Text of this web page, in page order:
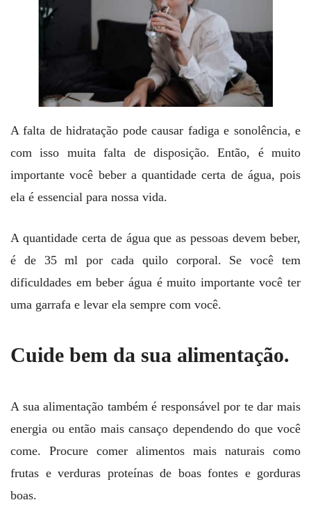
A falta de hidratação pode causar fadiga e sonolência, e
com isso muita falta de disposição. Então, é muito
importante você beber a quantidade certa de água, pois
ela é essencial para nossa vida.
A quantidade certa de água que as pessoas devem beber,
é de 35 ml por cada quilo corporal. Se você tem
dificuldades em beber água é muito importante você ter
uma garrafa e levar ela sempre com você.
Cuide bem da sua alimentação.
A sua alimentação também é responsável por te dar mais
energia ou então mais cansaço dependendo do que você
come. Procure comer alimentos mais naturais como
frutas e verduras proteínas de boas fontes e gorduras
boas.